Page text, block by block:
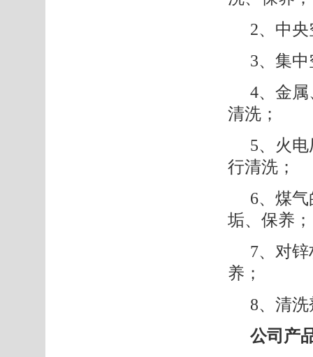
2、 中
3、 集中
4、 金属
清洗；
5、 火
行清洗；
6、 煤气
垢、保养；
7、 对
养；
8、 清洗
公司产